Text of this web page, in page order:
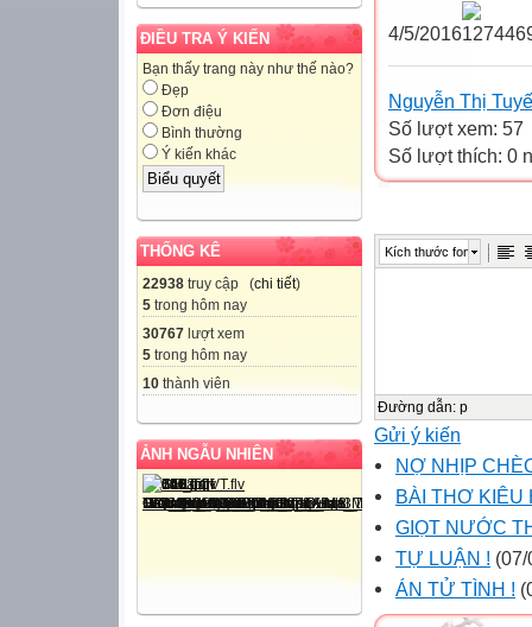
ĐIỀU TRA Ý KIẾN
Bạn thấy trang này như thế nào?
Đẹp
Đơn điệu
Bình thường
Ý kiến khác
THỐNG KÊ
22938 truy cập (chi tiết)
5 trong hôm nay
30767 lượt xem
5 trong hôm nay
10 thành viên
ẢNH NGẪU NHIÊN
4/5/2016
Nguyễn Thị
Số lượt xem: 57
Số lượt thích: 0
Kích thước font
Đường dẫn: p
Gửi ý kiến
NỢ NHỊP
BÀI THƠ KIÊU
GIỌT NƯỚC
TỰ LUẬN !
ÁN TỬ TÌNH !